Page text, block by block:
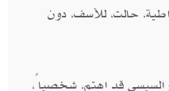
حالت، للأسف، دون
السيسى قد اهتم، شخصياً،